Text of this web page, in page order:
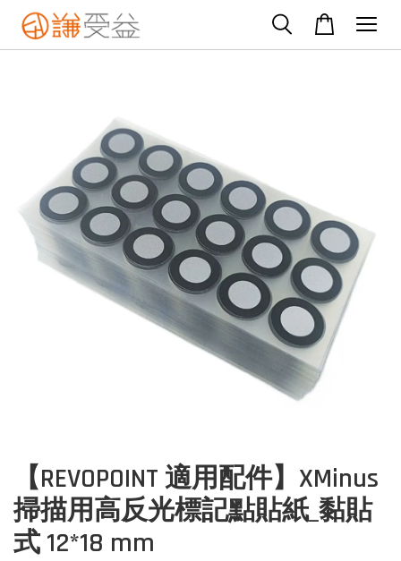
【REVOPOINT 適用配件】XMinus
掃描用高反光標記點貼紙_黏貼
式 12*18 mm